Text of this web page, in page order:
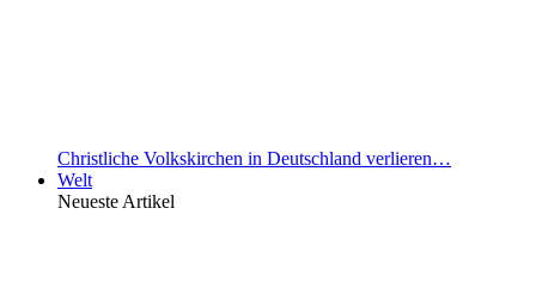
Christliche Volkskirchen in Deutschland verlieren…
Welt
Neueste Artikel